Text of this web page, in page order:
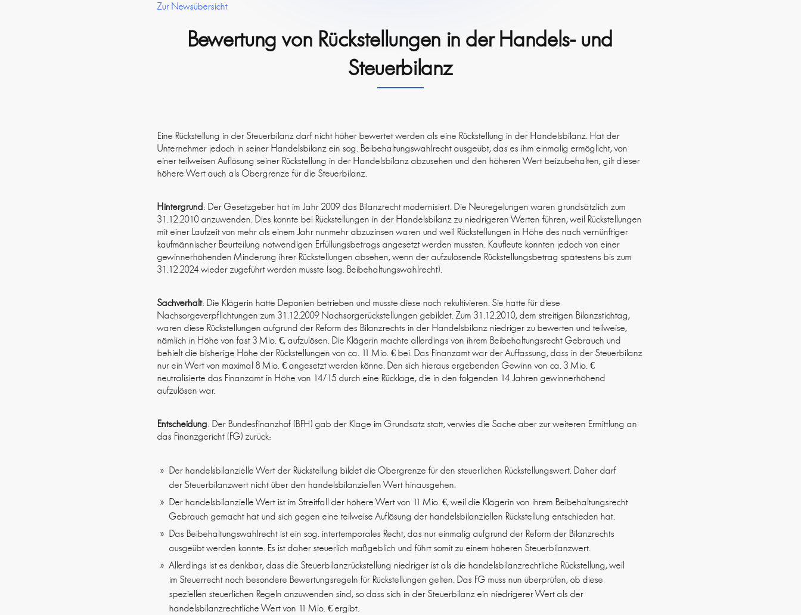
Zur Newsübersicht
Bewertung von Rückstellungen in der Handels- und
Steuerbilanz
Eine Rückstellung in der Steuerbilanz darf nicht höher bewertet werden als eine Rückstellung in der Handelsbilanz. Hat der
Unternehmer jedoch in seiner Handelsbilanz ein sog. Beibehaltungswahlrecht ausgeübt, das es ihm einmalig ermöglicht, von
einer teilweisen Auflösung seiner Rückstellung in der Handelsbilanz abzusehen und den höheren Wert beizubehalten, gilt dieser
höhere Wert auch als Obergrenze für die Steuerbilanz.
Hintergrund: Der Gesetzgeber hat im Jahr 2009 das Bilanzrecht modernisiert. Die Neuregelungen waren grundsätzlich zum
31.12.2010 anzuwenden. Dies konnte bei Rückstellungen in der Handelsbilanz zu niedrigeren Werten führen, weil Rückstellungen
mit einer Laufzeit von mehr als einem Jahr nunmehr abzuzinsen waren und weil Rückstellungen in Höhe des nach vernünftiger
kaufmännischer Beurteilung notwendigen Erfüllungsbetrags angesetzt werden mussten. Kaufleute konnten jedoch von einer
gewinnerhöhenden Minderung ihrer Rückstellungen absehen, wenn der aufzulösende Rückstellungsbetrag spätestens bis zum
31.12.2024 wieder zugeführt werden musste (sog. Beibehaltungswahlrecht).
Sachverhalt: Die Klägerin hatte Deponien betrieben und musste diese noch rekultivieren. Sie hatte für diese
Nachsorgeverpflichtungen zum 31.12.2009 Nachsorgerückstellungen gebildet. Zum 31.12.2010, dem streitigen Bilanzstichtag,
waren diese Rückstellungen aufgrund der Reform des Bilanzrechts in der Handelsbilanz niedriger zu bewerten und teilweise,
nämlich in Höhe von fast 3 Mio. €, aufzulösen. Die Klägerin machte allerdings von ihrem Beibehaltungsrecht Gebrauch und
behielt die bisherige Höhe der Rückstellungen von ca. 11 Mio. € bei. Das Finanzamt war der Auffassung, dass in der Steuerbilanz
nur ein Wert von maximal 8 Mio. € angesetzt werden könne. Den sich hieraus ergebenden Gewinn von ca. 3 Mio. €
neutralisierte das Finanzamt in Höhe von 14/15 durch eine Rücklage, die in den folgenden 14 Jahren gewinnerhöhend
aufzulösen war.
Entscheidung: Der Bundesfinanzhof (BFH) gab der Klage im Grundsatz statt, verwies die Sache aber zur weiteren Ermittlung an
das Finanzgericht (FG) zurück:
Der handelsbilanzielle Wert der Rückstellung bildet die Obergrenze für den steuerlichen Rückstellungswert. Daher darf
der Steuerbilanzwert nicht über den handelsbilanziellen Wert hinausgehen.
Der handelsbilanzielle Wert ist im Streitfall der höhere Wert von 11 Mio. €, weil die Klägerin von ihrem Beibehaltungsrecht
Gebrauch gemacht hat und sich gegen eine teilweise Auflösung der handelsbilanziellen Rückstellung entschieden hat.
Das Beibehaltungswahlrecht ist ein sog. intertemporales Recht, das nur einmalig aufgrund der Reform der Bilanzrechts
ausgeübt werden konnte. Es ist daher steuerlich maßgeblich und führt somit zu einem höheren Steuerbilanzwert.
Allerdings ist es denkbar, dass die Steuerbilanzrückstellung niedriger ist als die handelsbilanzrechtliche Rückstellung, weil
im Steuerrecht noch besondere Bewertungsregeln für Rückstellungen gelten. Das FG muss nun überprüfen, ob diese
speziellen steuerlichen Regeln anzuwenden sind, so dass sich in der Steuerbilanz ein niedrigerer Wert als der
handelsbilanzrechtliche Wert von 11 Mio. € ergibt.